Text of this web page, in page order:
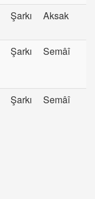
Şarkı Aksak
Şarkı Semâî
Şarkı Semâî